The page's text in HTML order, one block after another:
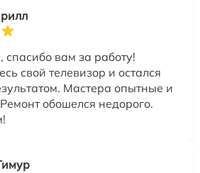
спасибо вам за работу!
свой телевизор и остался
Мастера опытные и
обошелся недорого.